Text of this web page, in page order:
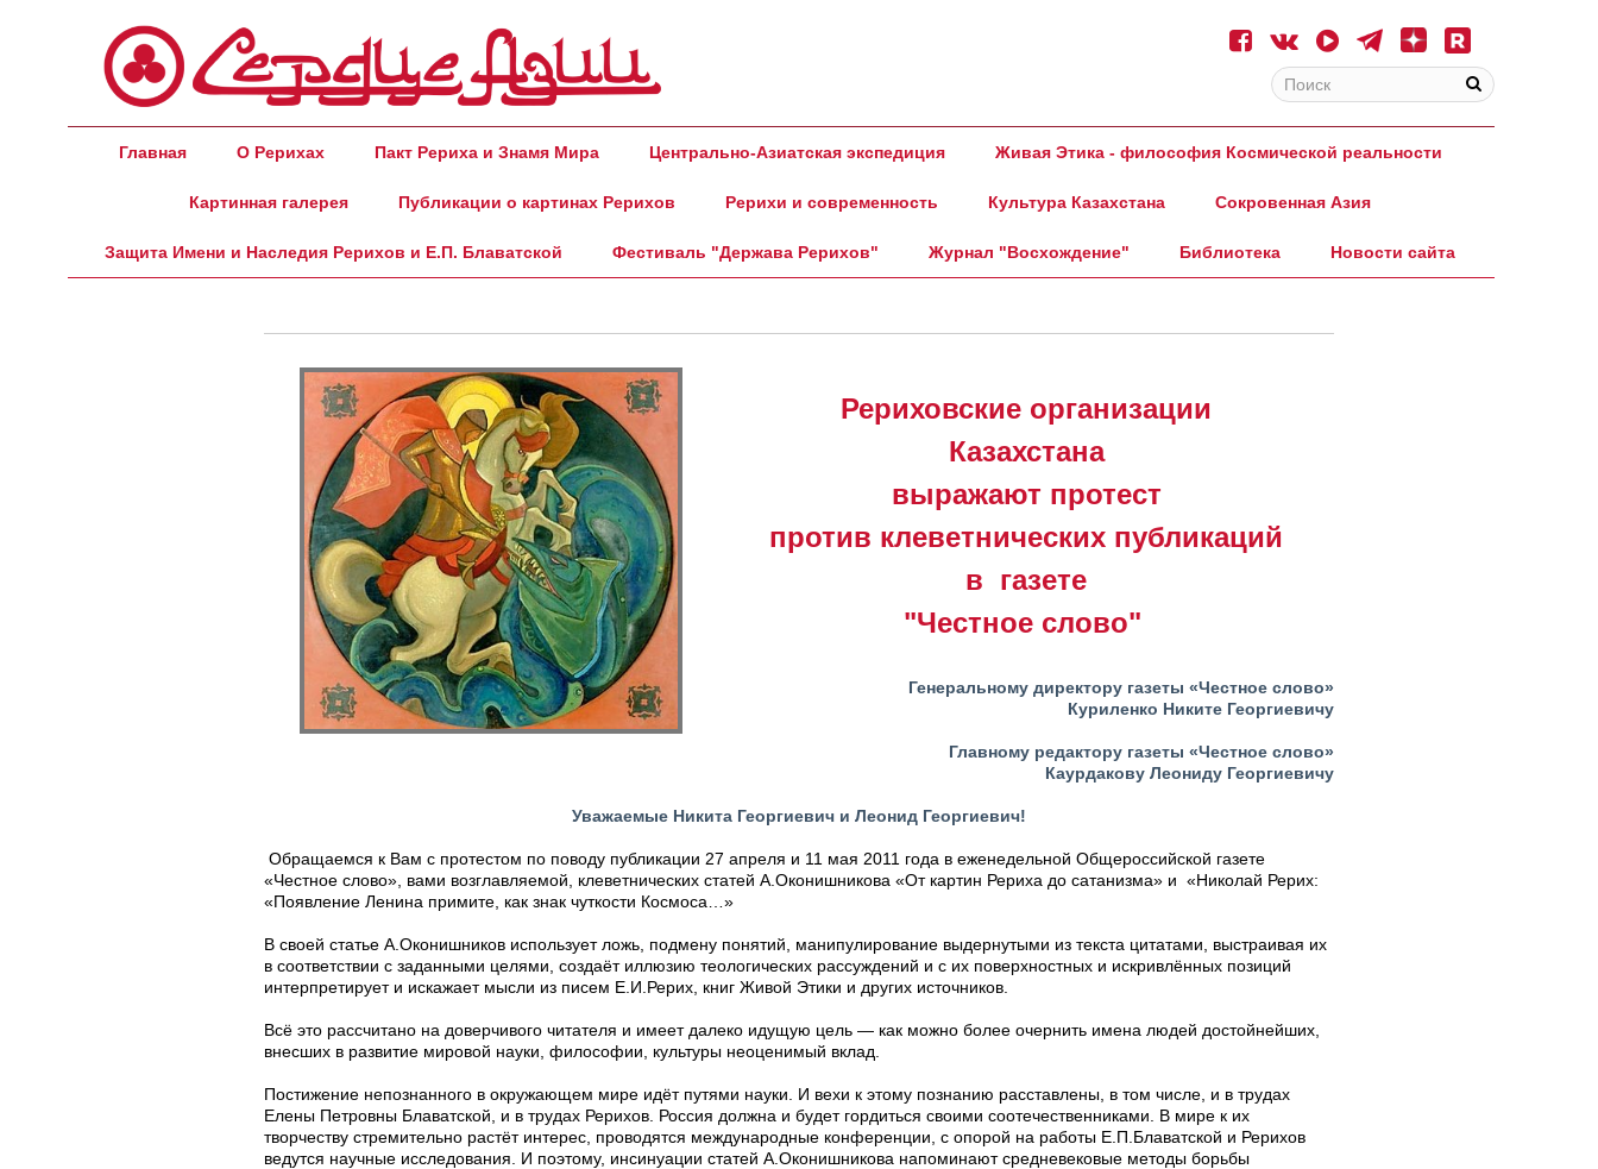
Главная О Рерихах Пакт Рериха и Знамя Мира Центрально-Азиатская экспедиция Живая Этика - философия Космической реальности
Картинная галерея Публикации о картинах Рерихов Рерихи и современность Культура Казахстана Сокровенная Азия
Защита Имени и Наследия Рерихов и Е.П. Блаватской Фестиваль "Держава Рерихов" Журнал "Восхождение" Библиотека Новости сайта
Рериховские организации
Казахстана
выражают протест
против клеветнических публикаций
в газете
"Честное слово"
Генеральному директору газеты «Честное слово»
Куриленко Никите Георгиевичу
Главному редактору газеты «Честное слово»
Каурдакову Леониду Георгиевичу
Уважаемые Никита Георгиевич и Леонид Георгиевич!
Обращаемся к Вам с протестом по поводу публикации 27 апреля и 11 мая 2011 года в еженедельной Общероссийской газете
«Честное слово», вами возглавляемой, клеветнических статей А.Оконишникова «От картин Рериха до сатанизма» и «Николай Рерих:
«Появление Ленина примите, как знак чуткости Космоса…»
В своей статье А.Оконишников использует ложь, подмену понятий, манипулирование выдернутыми из текста цитатами, выстраивая их
в соответствии с заданными целями, создаёт иллюзию теологических рассуждений и с их поверхностных и искривлённых позиций
интерпретирует и искажает мысли из писем Е.И.Рерих, книг Живой Этики и других источников.
Всё это рассчитано на доверчивого читателя и имеет далеко идущую цель — как можно более очернить имена людей достойнейших,
внесших в развитие мировой науки, философии, культуры неоценимый вклад.
Постижение непознанного в окружающем мире идёт путями науки. И вехи к этому познанию расставлены, в том числе, и в трудах
Елены Петровны Блаватской, и в трудах Рерихов. Россия должна и будет гордиться своими соотечественниками. В мире к их
творчеству стремительно растёт интерес, проводятся международные конференции, с опорой на работы Е.П.Блаватской и Рерихов
ведутся научные исследования. И поэтому, инсинуации статей А.Оконишникова напоминают средневековые методы борьбы